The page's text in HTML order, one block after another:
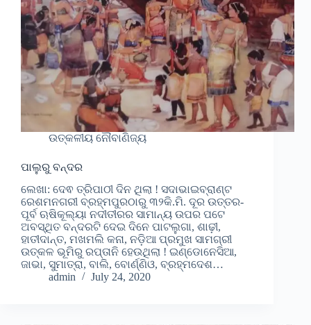
ଉତ୍କଳୀୟ ନୌବାଣିଜ୍ୟ
ପାଲୁରୁ ବନ୍ଦର
ଲେଖା: ଦେଵ ତ୍ରିପାଠୀ ଦିନ ଥିଲା ! ସଦାଭାଇବ୍ରାଣ୍ଟ
ରେଶମନଗରୀ ବ୍ରହ୍ମପୁରଠାରୁ ୩୨କି.ମି. ଦୂର ଉତ୍ତର-
ପୂର୍ବ ଋଷିକୂଲ୍ୟା ନଦୀତୀରର ସାମାନ୍ୟ ଉପର ପଟେ
ଅବସ୍ଥିତ ବନ୍ଦରଟି ଦେଇ ଦିନେ ପାଟଲୁଗା, ଶାଢ଼ୀ,
ହାତୀଦାନ୍ତ, ମଖମଲି କନା, ନଡ଼ିଆ ପ୍ରମୁଖ ସାମଗ୍ରୀ
ଉତ୍କଳ ଭୂମିରୁ ରପ୍ତାନି ହେଉଥିଲା ! ଇଣ୍ଡୋନେସିଆ,
ଜାଭା, ସୁମାତ୍ରା, ବାଲି, ବୋର୍ଣ୍ଣିଓ, ବ୍ରହ୍ମଦେଶ…
admin
July 24, 2020